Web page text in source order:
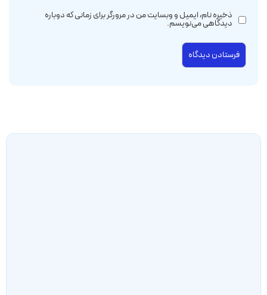
ذخیره نام، ایمیل و وبسایت من در مرورگر برای زمانی که دوباره
دیدگاهی می‌نویسم.